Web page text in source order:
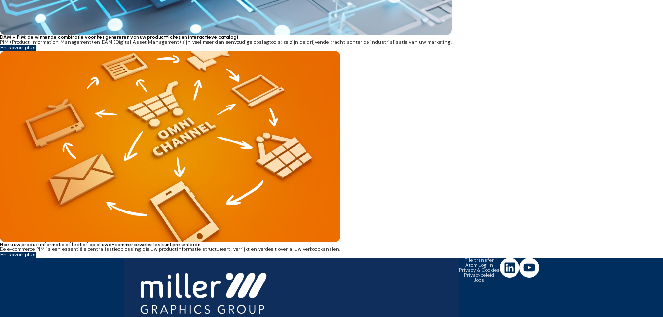
DAM + PIM: de winnende combinatie voor het genereren van uw productfiches en interactieve catalogi
PIM (Product Information Management) en DAM (Digital Asset Management) zijn veel meer dan eenvoudige opslagtools: ze zijn de drijvende kracht achter de industrialisatie van uw marketing.
En savoir plus
Hoe u uw productinformatie effectief op al uw e-commercewebsites kunt presenteren
De e-commerce PIM is een essentiële centralisatieoplossing die uw productinformatie structureert, verrijkt en verdeelt over al uw verkoopkanalen.
En savoir plus
File transfer
Atom Log In
Privacy & Cookies
Privacybeleid
Jobs